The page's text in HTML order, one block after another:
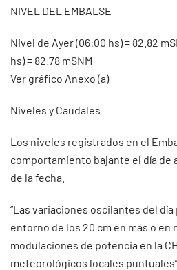
NIVEL DEL EMBALSE
Nivel de Ayer (06:00 hs) = 82.82
hs) = 82.78 mSNM
Ver gráfico Anexo (a)
Niveles y Caudales
Los niveles registrados en el
comportamiento bajante el día de
de la fecha.
“Las variaciones oscilantes del
entorno de los 20 cm en más o en
modulaciones de potencia en la
meteorológicos locales puntuales”.